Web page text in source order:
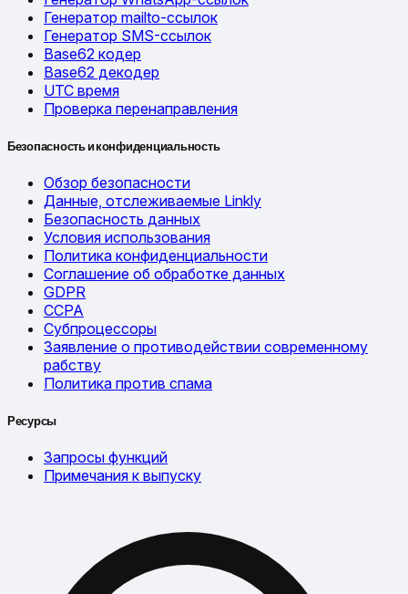
Генератор mailto-ссылок
Генератор SMS-ссылок
Base62 кодер
Base62 декодер
UTC время
Проверка перенаправления
Безопасность и конфиденциальность
Обзор безопасности
Данные, отслеживаемые Linkly
Безопасность данных
Условия использования
Политика конфиденциальности
Соглашение об обработке данных
GDPR
CCPA
Субпроцессоры
Заявление о противодействии современному
рабству
Политика против спама
Ресурсы
Запросы функций
Примечания к выпуску